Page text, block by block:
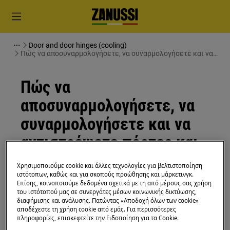
Door and door hinges (cooling)
Πώς να αποσυναρμολογήσετε, να συναρμολογήσετε και να
Πώς να
αποσυναρμολογήσετε, να
συναρμολογήσετε και να
αντιστρέψετε πόρτες και
μεντεσέδες (4)
Λύση
Πριν από οποιαδήποτε λειτουργία συντήρησης,
απενεργοποιήστε τη συσκευή και αποσυνδέστε το
Χρησιμοποιούμε cookie και άλλες τεχνολογίες για βελτιστοποίηση
ιστότοπων, καθώς και για σκοπούς προώθησης και μάρκετινγκ.
Επίσης, κοινοποιούμε δεδομένα σχετικά με τη από μέρους σας χρήση
του ιστότοπού μας σε συνεργάτες μέσων κοινωνικής δικτύωσης,
διαφήμισης και ανάλυσης. Πατώντας «Αποδοχή όλων των cookie»
αποδέχεστε τη χρήση cookie από εμάς. Για περισσότερες
πληροφορίες, επισκεφτείτε την Ειδοποίηση για τα Cookie.